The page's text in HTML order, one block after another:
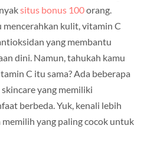
situs bonus 100orang.
mencerahkan kulit, vitamin C
yang membantu
dini. Namun, tahukah kamu
C itu sama? Ada beberapa
yang memiliki
berbeda. Yuk, kenali lebih
memilih yang paling cocok untuk